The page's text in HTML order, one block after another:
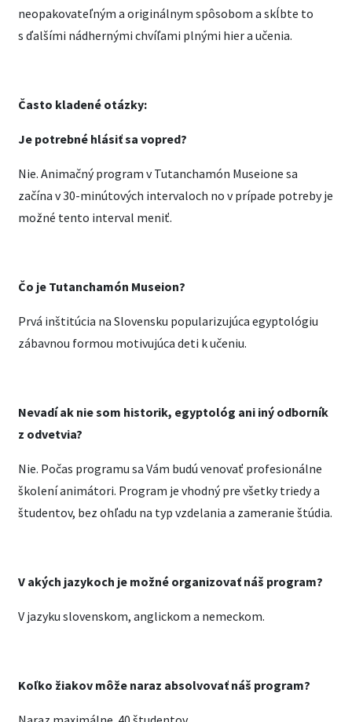
neopakovateľným a originálnym spôsobom a skĺbte to
s ďalšími nádhernými chvíľami plnými hier a učenia.
Často kladené otázky:
Je potrebné hlásiť sa vopred?
Nie. Animačný program v Tutanchamón Museione sa
začína v 30-minútových intervaloch no v prípade potreby je
možné tento interval meniť.
Čo je Tutanchamón Museion?
Prvá inštitúcia na Slovensku popularizujúca egyptológiu
zábavnou formou motivujúca deti k učeniu.
Nevadí ak nie som historik, egyptológ ani iný odborník
z odvetvia?
Nie. Počas programu sa Vám budú venovať profesionálne
školení animátori. Program je vhodný pre všetky triedy a
študentov, bez ohľadu na typ vzdelania a zameranie štúdia.
V akých jazykoch je možné organizovať náš program?
V jazyku slovenskom, anglickom a nemeckom.
Koľko žiakov môže naraz absolvovať náš program?